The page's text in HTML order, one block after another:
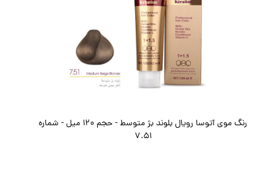
رنگ موی آتوسا رویال بلوند بژ متوسط - حجم 120 میل - شماره
7.51